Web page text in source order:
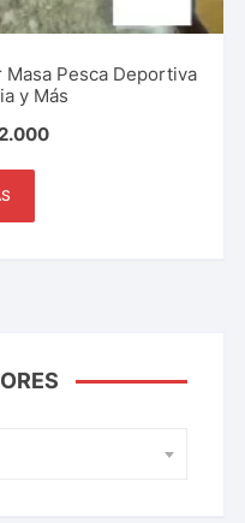
Masa Pesca Deportiva
y Más